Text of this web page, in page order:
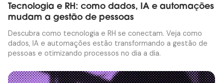
Tecnologia e RH: como dados, IA e automações
mudam a gestão de pessoas
Descubra como tecnologia e RH se conectam. Veja como
dados, IA e automações estão transformando a gestão de
pessoas e otimizando processos no dia a dia.